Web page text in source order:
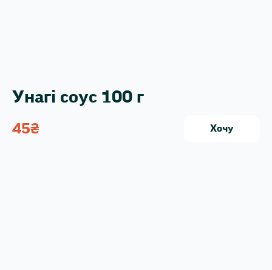
Унагі соус 100 г
45₴ Хочу